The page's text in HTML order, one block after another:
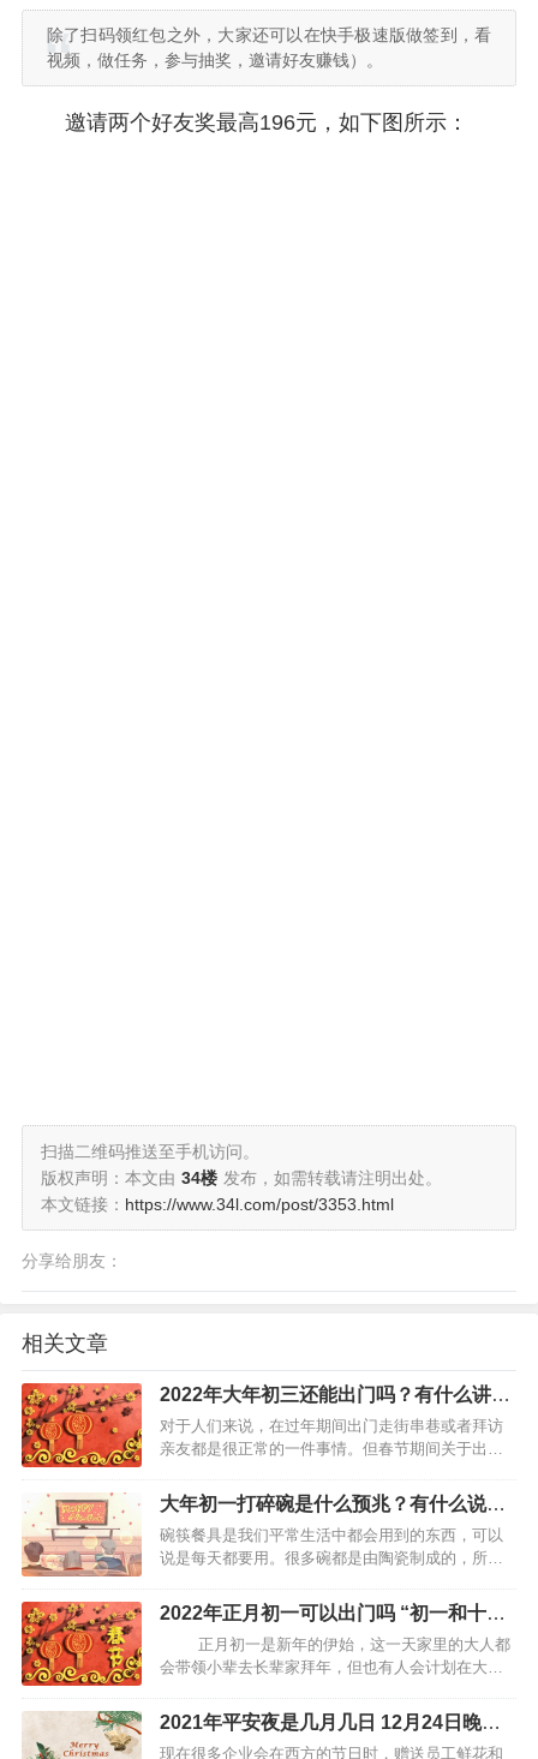
除了扫码领红包之外，大家还可以在快手极速版做签到，看
视频，做任务，参与抽奖，邀请好友赚钱）。
邀请两个好友奖最高196元，如下图所示：
扫描二维码推送至手机访问。
版权声明：本文由 34楼 发布，如需转载请注明出处。
本文链接： https://www.34l.com/post/3353.html
分享给朋友：
相关文章
2022年大年初三还能出门吗？有什么讲
究？
对于人们来说，在过年期间出门走街串巷或者拜访
亲友都是很正常的一件事情。但春节期间关于出门
不多的人来说，想要在短暂的假期中能够与亲朋好
友聚一聚是非常幸福且快乐的。但有一些传统的风
俗习惯和禁忌还是仍然…
大年初一打碎碗是什么预兆？有什么说
法？
碗筷餐具是我们平常生活中都会用到的东西，可以
说是每天都要用。很多碗都是由陶瓷制成的，所以
那如果一旦不小心打碎了碗，特别是在大年初一的
时候，有什么征兆呢？…
2022年正月初一可以出门吗 “初一和十五
不能出门”
正月初一是新年的伊始，这一天家里的大人都
会带领小辈去长辈家拜年，但也有人会计划在大年
呢？今天我们就来说一说。 正月初一可以出远门吗
一般都没有人在正月初一出远门，因为从正月初一
2021年平安夜是几月几日 12月24日晚齐
欢聚
现在很多企业会在西方的节日时，赠送员工鲜花和